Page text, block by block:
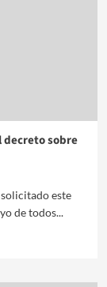
decreto sobre
este
de todos...